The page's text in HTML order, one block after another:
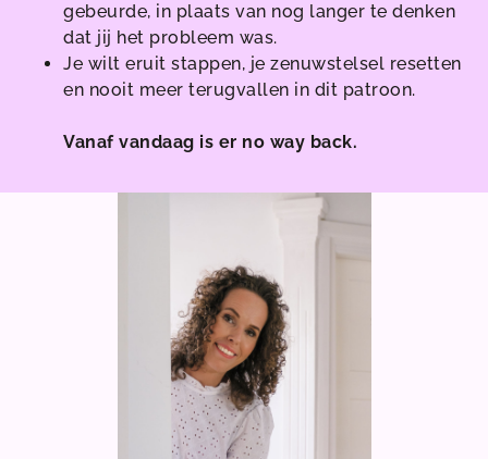
gebeurde, in plaats van nog langer te denken
dat jij het probleem was.
Je wilt eruit stappen, je zenuwstelsel resetten
en nooit meer terugvallen in dit patroon.
Vanaf vandaag is er no way back.